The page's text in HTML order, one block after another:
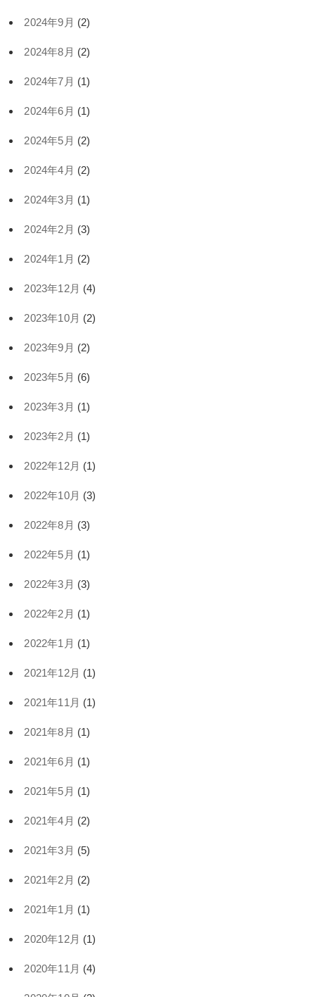
2024年9月 (2)
2024年8月 (2)
2024年7月 (1)
2024年6月 (1)
2024年5月 (2)
2024年4月 (2)
2024年3月 (1)
2024年2月 (3)
2024年1月 (2)
2023年12月 (4)
2023年10月 (2)
2023年9月 (2)
2023年5月 (6)
2023年3月 (1)
2023年2月 (1)
2022年12月 (1)
2022年10月 (3)
2022年8月 (3)
2022年5月 (1)
2022年3月 (3)
2022年2月 (1)
2022年1月 (1)
2021年12月 (1)
2021年11月 (1)
2021年8月 (1)
2021年6月 (1)
2021年5月 (1)
2021年4月 (2)
2021年3月 (5)
2021年2月 (2)
2021年1月 (1)
2020年12月 (1)
2020年11月 (4)